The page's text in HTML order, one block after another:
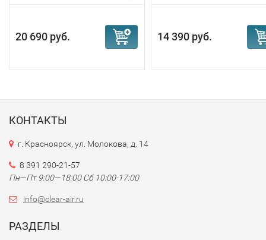
20 690 руб. 14 390 руб.
КОНТАКТЫ
г. Красноярск, ул. Молокова, д. 14
8 391 290-21-57
Пн—Пт 9:00—18:00 Сб 10:00-17:00
info@clear-air.ru
РАЗДЕЛЫ